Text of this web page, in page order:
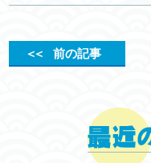
＜＜前の記事